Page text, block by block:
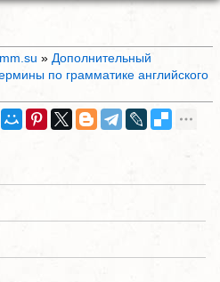
» Дополнительный
по грамматике английского